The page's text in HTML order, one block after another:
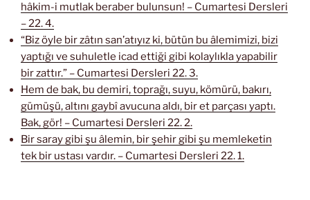
hâkim-i mutlak beraber bulunsun! – Cumartesi Dersleri
– 22. 4.
“Biz öyle bir zâtın san’atıyız ki, bütün bu âlemimizi, bizi
yaptığı ve suhuletle icad ettiği gibi kolaylıkla yapabilir
bir zattır.” – Cumartesi Dersleri 22. 3.
Hem de bak, bu demiri, toprağı, suyu, kömürü, bakırı,
gümüşü, altını gaybî avucuna aldı, bir et parçası yaptı.
Bak, gör! – Cumartesi Dersleri 22. 2.
Bir saray gibi şu âlemin, bir şehir gibi şu memleketin
tek bir ustası vardır. – Cumartesi Dersleri 22. 1.